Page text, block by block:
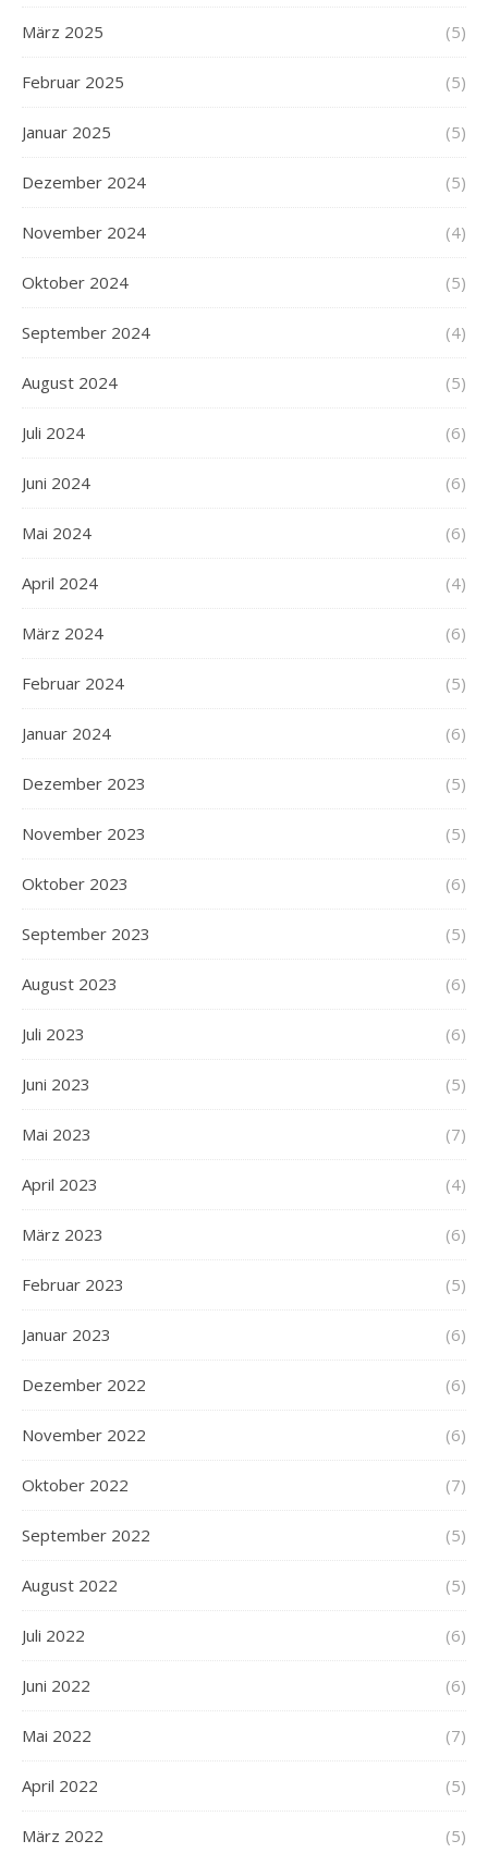
März 2025 (5)
Februar 2025 (5)
Januar 2025 (5)
Dezember 2024 (5)
November 2024 (4)
Oktober 2024 (5)
September 2024 (4)
August 2024 (5)
Juli 2024 (6)
Juni 2024 (6)
Mai 2024 (6)
April 2024 (4)
März 2024 (6)
Februar 2024 (5)
Januar 2024 (6)
Dezember 2023 (5)
November 2023 (5)
Oktober 2023 (6)
September 2023 (5)
August 2023 (6)
Juli 2023 (6)
Juni 2023 (5)
Mai 2023 (7)
April 2023 (4)
März 2023 (6)
Februar 2023 (5)
Januar 2023 (6)
Dezember 2022 (6)
November 2022 (6)
Oktober 2022 (7)
September 2022 (5)
August 2022 (5)
Juli 2022 (6)
Juni 2022 (6)
Mai 2022 (7)
April 2022 (5)
März 2022 (5)